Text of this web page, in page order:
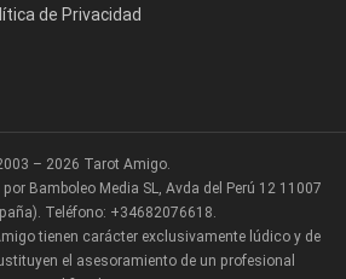
de Privacidad
– 2026 Tarot Amigo.
Bamboleo Media SL, Avda del Perú 12 11007
Teléfono: +34682076618.
tienen carácter exclusivamente lúdico y de
el asesoramiento de un profesional